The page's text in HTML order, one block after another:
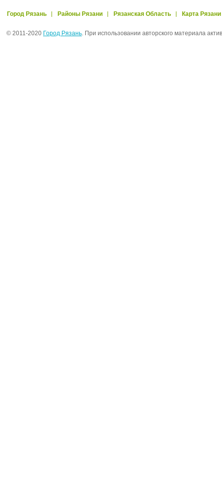
Город Рязань Районы Рязани Рязанская Область Карта Рязани
© 2011-2020 Город Рязань. При использовании авторского материала